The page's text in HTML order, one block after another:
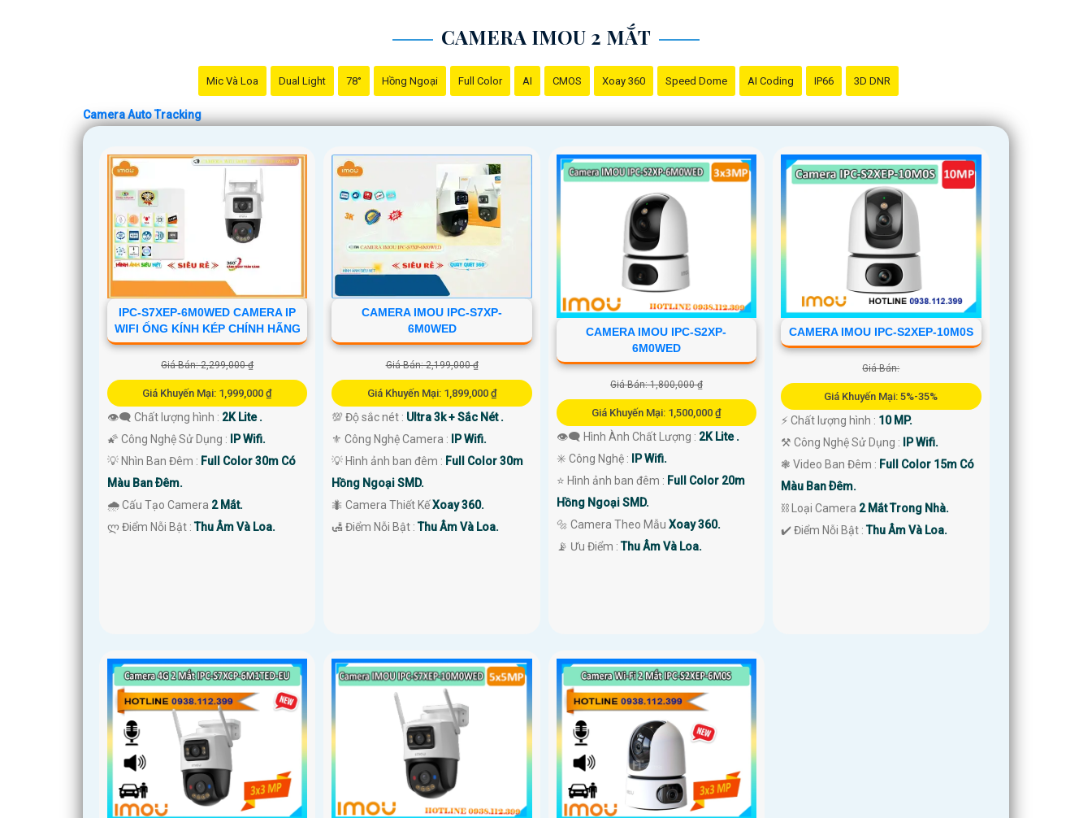
CAMERA IMOU 2 MẮT
Mic Và Loa Dual Light 78° Hồng Ngoại Full Color AI CMOS Xoay 360 Speed Dome AI Coding IP66 3D DNR
Camera Auto Tracking
IPC-S7XEP-6M0WED CAMERA IP
WIFI ỐNG KÍNH KÉP CHÍNH HÃNG
Giá Bán: 2,299,000 ₫
Giá Khuyến Mại: 1,999,000 ₫
👁️‍🗨 Chất lượng hình : 2K Lite .
🌠 Công Nghệ Sử Dụng :
IP Wifi.
💡 Nhìn Ban Đêm : Full Color 30m Có
Màu Ban Ðêm.
🌧️ Cấu Tạo Camera 2 Mắt.
️ლ Điểm Nỗi Bật :Thu Âm Và Loa.
CAMERA IMOU IPC-S7XP-
6M0WED
Giá Bán: 2,199,000 ₫
Giá Khuyến Mại: 1,899,000 ₫
💯 Độ sắc nét : Ultra 3k + Sắc Nét .
⚜️ Công Nghệ Camera :
IP Wifi.
💡 Hình ảnh ban đêm : Full Color 30m
Hồng Ngoại SMD.
🐜 Camera Thiết KếXoay 360.
️🛃 Điểm Nỗi Bật :Thu Âm Và Loa.
CAMERA IMOU IPC-S2XP-
6M0WED
Giá Bán: 1,800,000 ₫
Giá Khuyến Mại: 1,500,000 ₫
👁️‍🗨 Hình Ành Chất Lượng : 2K Lite .
✳️ Công Nghệ :
IP Wifi.
⭐ Hình ảnh ban đêm : Full Color 20m
Hồng Ngoại SMD.
🔩 Camera Theo Mẫu Xoay 360.
️📡 Ưu Điểm :Thu Âm Và Loa.
CAMERA IMOU IPC-S2XEP-10M0S
Giá Bán:
Giá Khuyến Mại: 5%-35%
️⚡ Chất lượng hình : 10 MP.
⚒ Công Nghệ Sử Dụng :
IP Wifi.
❃ Video Ban Đêm : Full Color 15m Có
Màu Ban Ðêm.
⛓ Loại Camera 2 Mắt Trong Nhà.
️✔️ Điểm Nỗi Bật :Thu Âm Và Loa.